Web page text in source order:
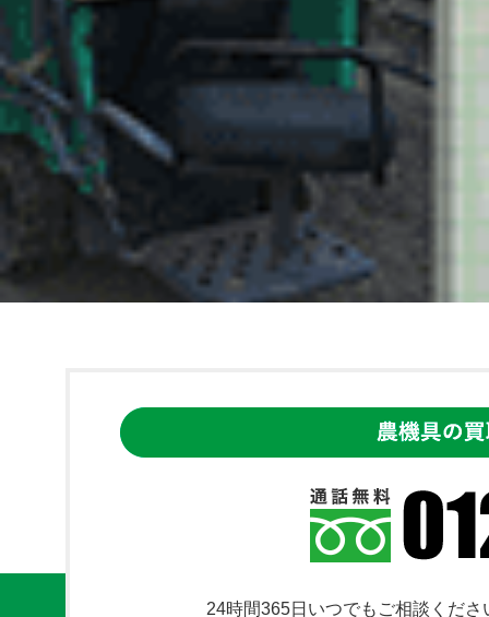
24時間365日いつでもご相談くださ